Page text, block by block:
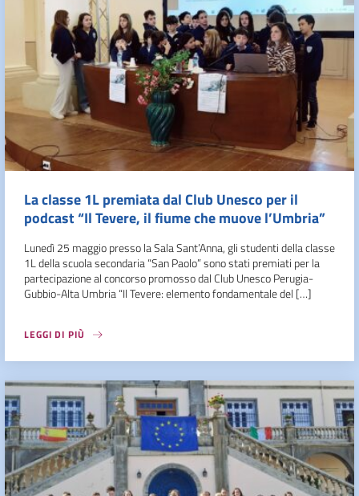
La classe 1L premiata dal Club Unesco per il
podcast “Il Tevere, il fiume che muove l’Umbria”
Lunedì 25 maggio presso la Sala Sant’Anna, gli studenti della classe
1L della scuola secondaria “San Paolo” sono stati premiati per la
partecipazione al concorso promosso dal Club Unesco Perugia-
Gubbio-Alta Umbria “Il Tevere: elemento fondamentale del […]
LEGGI DI PIÙ